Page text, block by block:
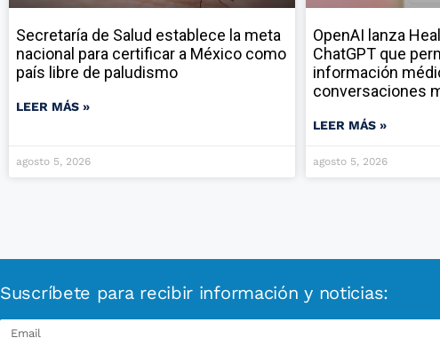
Secretaría de Salud establece la meta
nacional para certificar a México como
país libre de paludismo
LEER MÁS »
agosto 5, 2026
OpenAI lanza
ChatGPT que
información
conversaciones
LEER MÁS »
agosto 5, 2026
Suscríbete para recibir información y noticias: